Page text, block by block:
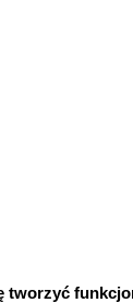
tworzyć